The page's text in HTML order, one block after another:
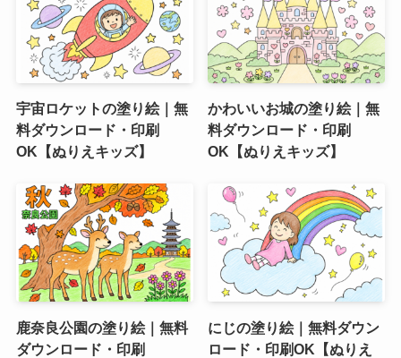
宇宙ロケットの塗り絵｜無
料ダウンロード・印刷
OK【ぬりえキッズ】
かわいいお城の塗り絵｜無
料ダウンロード・印刷
OK【ぬりえキッズ】
鹿奈良公園の塗り絵｜無料
ダウンロード・印刷
にじの塗り絵｜無料ダウン
ロード・印刷OK【ぬりえ